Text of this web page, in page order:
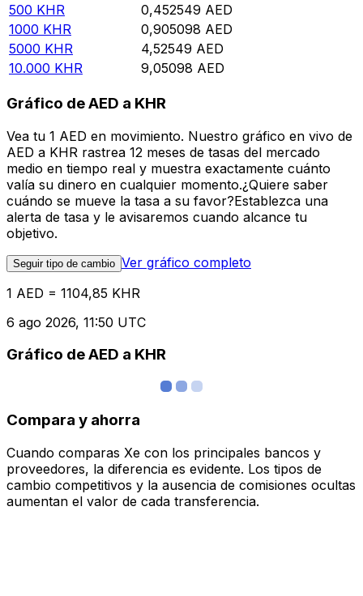
500 KHR 0,452549 AED
1000 KHR 0,905098 AED
5000 KHR 4,52549 AED
10.000 KHR 9,05098 AED
Gráfico de AED a KHR
Vea tu 1 AED en movimiento. Nuestro gráfico en vivo de
AED a KHR rastrea 12 meses de tasas del mercado
medio en tiempo real y muestra exactamente cuánto
valía su dinero en cualquier momento.¿Quiere saber
cuándo se mueve la tasa a su favor?Establezca una
alerta de tasa y le avisaremos cuando alcance tu
objetivo.
Seguir tipo de cambio Ver gráfico completo
1 AED = 1104,85 KHR
6 ago 2026, 11:50 UTC
Gráfico de AED a KHR
Compara y ahorra
Cuando comparas Xe con los principales bancos y
proveedores, la diferencia es evidente. Los tipos de
cambio competitivos y la ausencia de comisiones ocultas
aumentan el valor de cada transferencia.